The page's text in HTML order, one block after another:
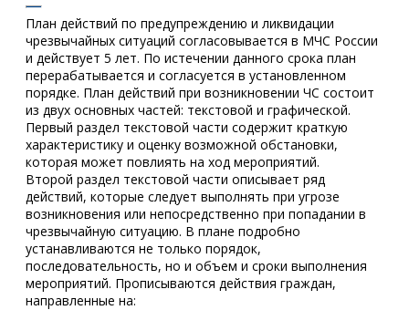
План действий по предупреждению и ликвидации
чрезвычайных ситуаций согласовывается в МЧС России
и действует 5 лет. По истечении данного срока план
перерабатывается и согласуется в установленном
порядке. План действий при возникновении ЧС состоит
из двух основных частей: текстовой и графической.
Первый раздел текстовой части содержит краткую
характеристику и оценку возможной обстановки,
которая может повлиять на ход мероприятий.
Второй раздел текстовой части описывает ряд
действий, которые следует выполнять при угрозе
возникновения или непосредственно при попадании в
чрезвычайную ситуацию. В плане подробно
устанавливаются не только порядок,
последовательность, но и объем и сроки выполнения
мероприятий. Прописываются действия граждан,
направленные на: